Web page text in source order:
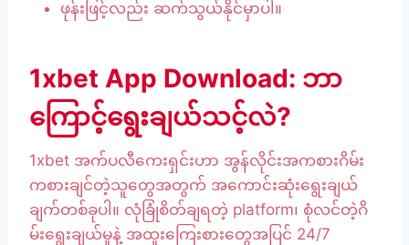
ဖုန်းဖြင့်လည်း ဆက်သွယ်နိုင်မှာပါ။
1xbet App Download: ဘာ
ကြောင့်ရွေးချယ်သင့်လဲ?
1xbet အက်ပလီကေးရှင်းဟာ အွန်လိုင်းအကစားဂိမ်း
ကစားချင်တဲ့သူတွေအတွက် အကောင်းဆုံးရွေးချယ်
ချက်တစ်ခုပါ။ လုံခြုံစိတ်ချရတဲ့ platform၊ စုံလင်တဲ့ဂိ
မ်းရွေးချယ်မှုနဲ့ အထူးကြေးစားတွေအပြင် 24/7